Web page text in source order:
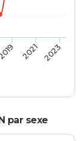
2021 2023
par sexe